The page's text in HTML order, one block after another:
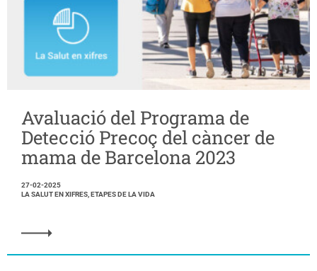
Avaluació del Programa de
Detecció Precoç del càncer de
mama de Barcelona 2023
27-02-2025
LA SALUT EN XIFRES, ETAPES DE LA VIDA